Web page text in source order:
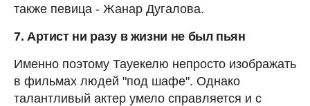
также певица - Жанар Дугалова.
7. Артист ни разу в жизни не был пьян
Именно поэтому Тауекелю непросто изображать
в фильмах людей "под шафе". Однако
талантливый актер умело справляется и с